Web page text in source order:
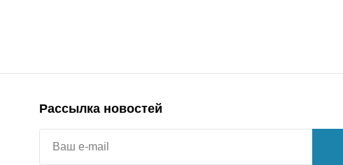
Рассылка новостей